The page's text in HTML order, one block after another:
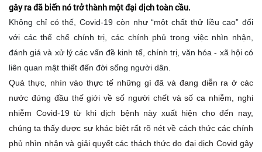
gây ra đã biến nó trở thành một đại dịch toàn cầu.
Không chỉ có thế, Covid-19 còn như “một chất thử liều cao” đối
với các thể chế chính trị, các chính phủ trong việc nhìn nhận,
đánh giá và xử lý các vấn đề kinh tế, chính trị, văn hóa - xã hội có
liên quan mật thiết đến đời sống người dân.
Quả thực, nhìn vào thực tế những gì đã và đang diễn ra ở các
nước đứng đầu thế giới về số người chết và số ca nhiễm, nghi
nhiễm Covid-19 từ khi dịch bệnh này xuất hiện cho đến nay,
chúng ta thấy được sự khác biệt rất rõ nét về cách thức các chính
phủ nhìn nhận và giải quyết các thách thức do đại dịch Covid gây